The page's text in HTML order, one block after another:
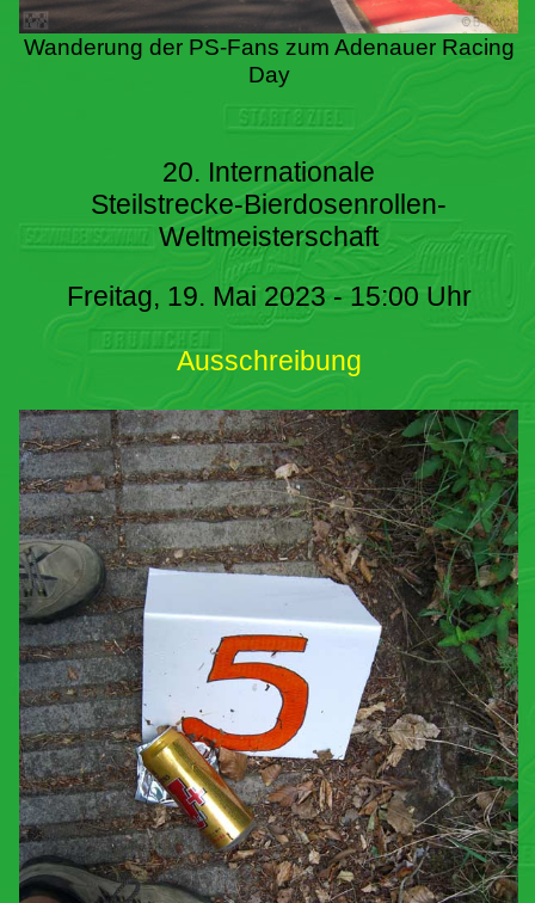
Wanderung der PS-Fans zum Adenauer Racing
Day
20. Internationale
Steilstrecke-Bierdosenrollen-
Weltmeisterschaft
Freitag, 19. Mai 2023 - 15:00 Uhr
Ausschreibung